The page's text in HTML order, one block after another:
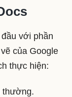
với phần
của Google
thực hiện:
thường.